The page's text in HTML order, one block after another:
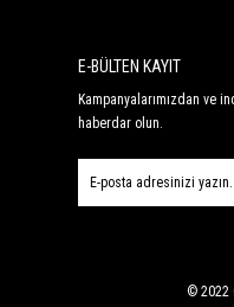
E-BÜLTEN KAYIT
Kampanyalarımızdan ve
haberdar olun.
© 2022